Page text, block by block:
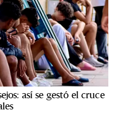
así se gestó el cruce